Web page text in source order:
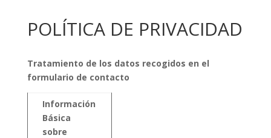
POLÍTICA DE PRIVACIDAD
Tratamiento de los datos recogidos en el
formulario de contacto
Información
Básica
sobre